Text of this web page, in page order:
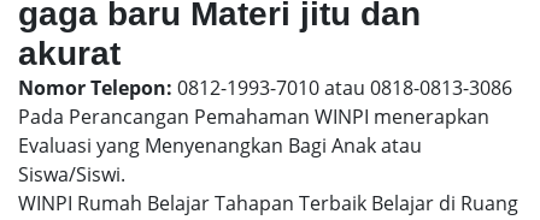
gaga baru Materi jitu dan
akurat
Nomor Telepon: 0812-1993-7010 atau 0818-0813-3086
Pada Perancangan Pemahaman WINPI menerapkan
Evaluasi yang Menyenangkan Bagi Anak atau
Siswa/Siswi.
WINPI Rumah Belajar Tahapan Terbaik Belajar di Ruang